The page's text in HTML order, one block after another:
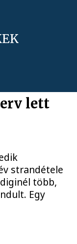
lett
strandétele
több,
Egy